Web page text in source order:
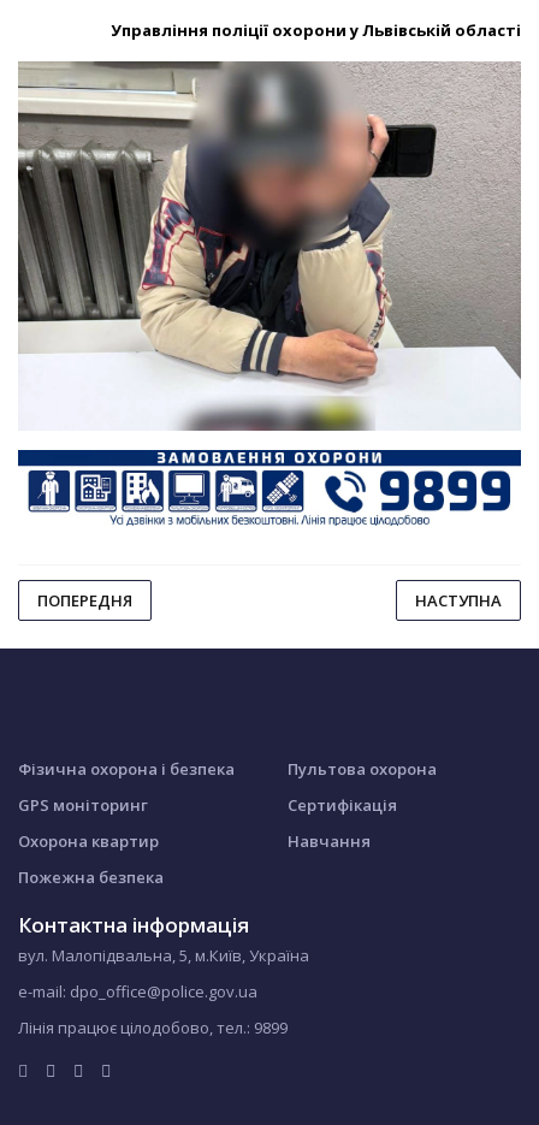
Управління поліції охорони у Львівській області
ПОПЕРЕДНЯ НАСТУПНА
Фізична охорона і безпека
GPS моніторинг
Охорона квартир
Пожежна безпека
Пультова охорона
Сертифікація
Навчання
Контактна інформація
вул. Малопідвальна, 5, м.Київ, Україна
e-mail: dpo_office@police.gov.ua
Лінія працює цілодобово, тел.: 9899